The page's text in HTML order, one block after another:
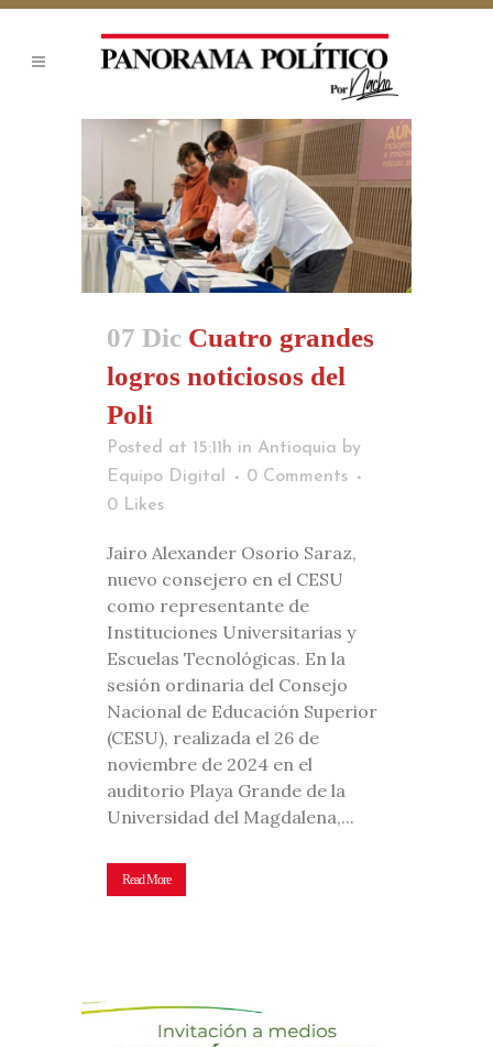
07 Dic Cuatro grandes
logros noticiosos del
Poli
Posted at 15:11h in Antioquia by
Equipo Digital
0 Comments
0 Likes
Jairo Alexander Osorio Saraz,
nuevo consejero en el CESU
como representante de
Instituciones Universitarias y
Escuelas Tecnológicas. En la
sesión ordinaria del Consejo
Nacional de Educación Superior
(CESU), realizada el 26 de
noviembre de 2024 en el
auditorio Playa Grande de la
Universidad del Magdalena,...
Read More